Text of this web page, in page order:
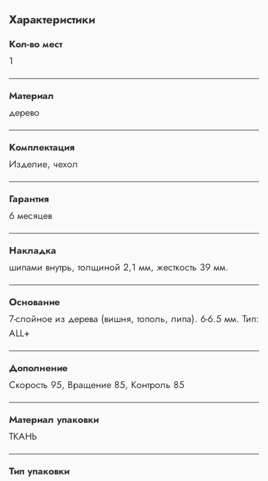
Характеристики
Кол-во мест
1
Материал
дерево
Комплектация
Изделие, чехол
Гарантия
6 месяцев
Накладка
шипами внутрь, толщиной 2,1 мм, жесткость 39 мм.
Основание
7-слойное из дерева (вишня, тополь, липа). 6-6.5 мм. Тип:
ALL+
Дополнение
Скорость 95, Вращение 85, Контроль 85
Материал упаковки
ТКАНЬ
Тип упаковки